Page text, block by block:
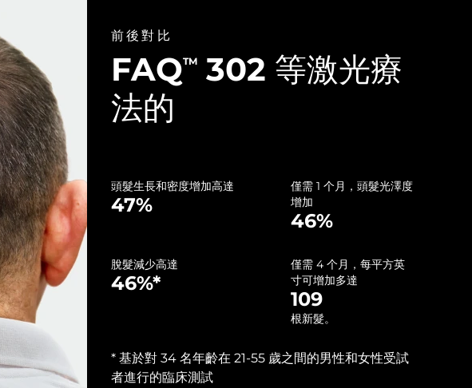
前後對比
FAQTM302 等激光療
法的
頭髮生長和密度增加高達
47%
僅需 1 个月，頭髮光澤度
增加
46%
脫髮減少高達
46%*
僅需 4 个月，每平方英
寸可增加多達
109
根新髮。
‌* 基於對 34 名年齡在 21-55 歲之間的男性和女性受試
者進行的臨床測試